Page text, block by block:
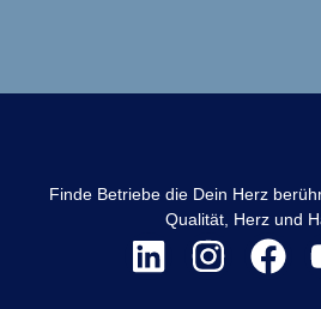
Finde Betriebe die Dein Herz
Qualität, Herz und